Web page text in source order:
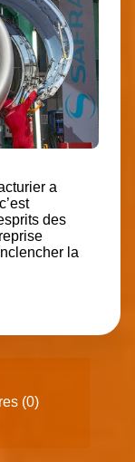
a
des
la
(0)